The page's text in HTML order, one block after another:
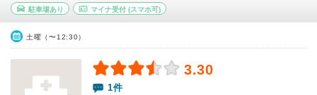
駐車場あり マイナ受付(スマホ可)
土曜（〜12:30）
3.30
1件